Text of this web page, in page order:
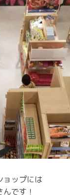
ョップには
です！